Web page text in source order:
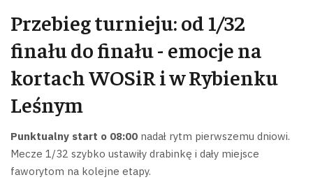
Przebieg turnieju: od 1/32
finału do finału - emocje na
kortach WOSiR i w Rybienku
Leśnym
Punktualny start o 08:00 nadał rytm pierwszemu dniowi.
Mecze 1/32 szybko ustawiły drabinkę i dały miejsce
faworytom na kolejne etapy.